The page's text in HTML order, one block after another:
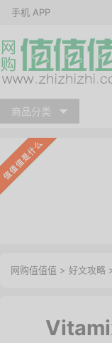
手机 APP
商品分类
网购值值值 > 好文攻略